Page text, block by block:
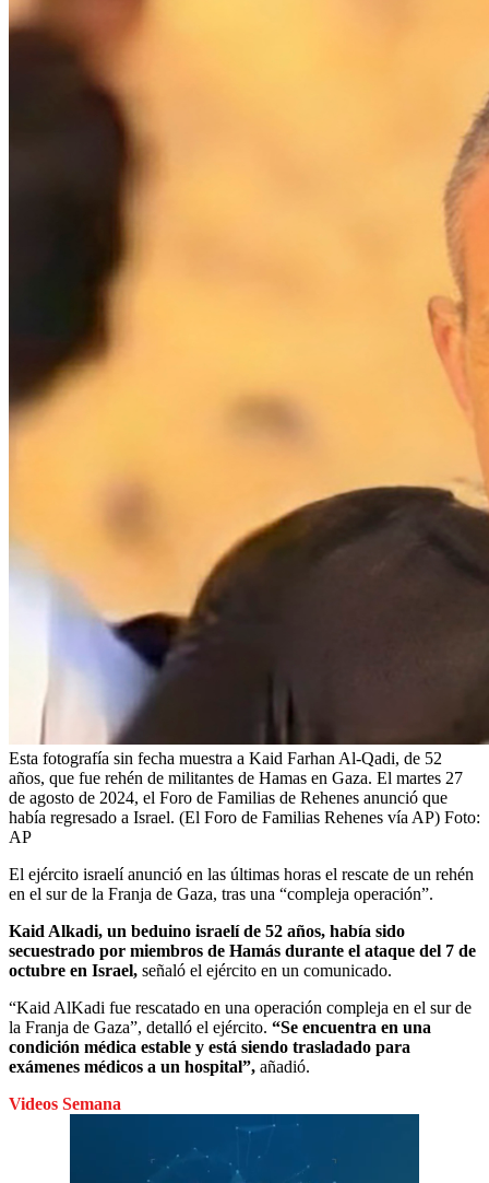
Esta fotografía sin fecha muestra a Kaid Farhan Al-Qadi, de 52
años, que fue rehén de militantes de Hamas en Gaza. El martes 27
de agosto de 2024, el Foro de Familias de Rehenes anunció que
había regresado a Israel. (El Foro de Familias Rehenes vía AP) Foto:
AP
El ejército israelí anunció en las últimas horas el rescate de un rehén
en el sur de la Franja de Gaza, tras una “compleja operación”.
Kaid Alkadi, un beduino israelí de 52 años, había sido
secuestrado por miembros de Hamás durante el ataque del 7 de
octubre en Israel, señaló el ejército en un comunicado.
“Kaid AlKadi fue rescatado en una operación compleja en el sur de
la Franja de Gaza”, detalló el ejército. “Se encuentra en una
condición médica estable y está siendo trasladado para
exámenes médicos a un hospital”, añadió.
Videos Semana